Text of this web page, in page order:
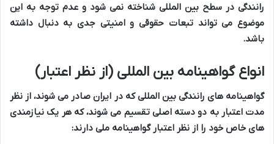
رانندگی در سطح بین المللی شناخته نمی شود و عدم توجه به این
موضوع می تواند تبعات حقوقی و امنیتی جدی به دنبال داشته
باشد.
انواع گواهینامه بین المللی (از نظر اعتبار)
گواهینامه های رانندگی بین المللی که در ایران صادر می شوند، از نظر
مدت اعتبار به دو دسته اصلی تقسیم می شوند، که هر یک نیازمندی
های خاص خود را از نظر اعتبار گواهینامه ملی دارند: